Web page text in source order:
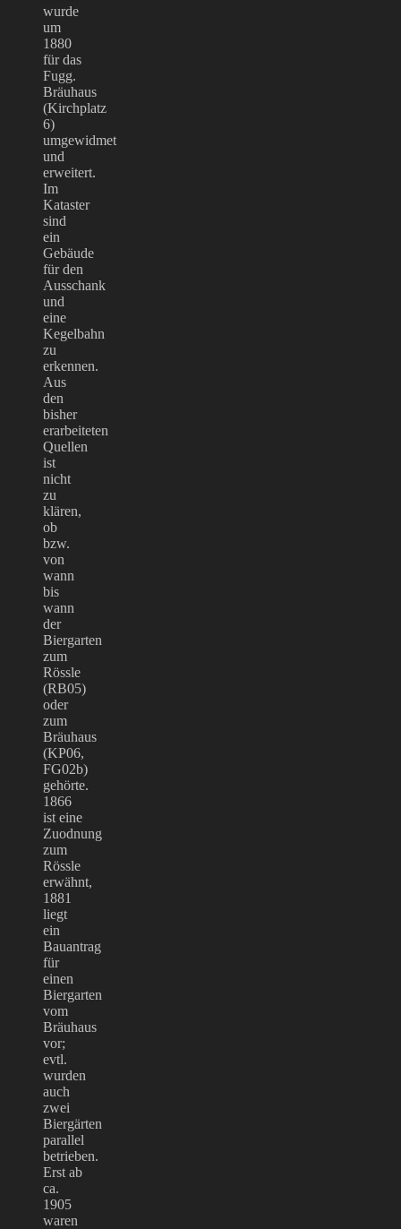
wurde
um
1880
für das
Fugg.
Bräuhaus
(Kirchplatz
6)
umgewidmet
und
erweitert.
Im
Kataster
sind
ein
Gebäude
für den
Ausschank
und
eine
Kegelbahn
zu
erkennen.
Aus
den
bisher
erarbeiteten
Quellen
ist
nicht
zu
klären,
ob
bzw.
von
wann
bis
wann
der
Biergarten
zum
Rössle
(RB05)
oder
zum
Bräuhaus
(KP06,
FG02b)
gehörte.
1866
ist eine
Zuodnung
zum
Rössle
erwähnt,
1881
liegt
ein
Bauantrag
für
einen
Biergarten
vom
Bräuhaus
vor;
evtl.
wurden
auch
zwei
Biergärten
parallel
betrieben.
Erst ab
ca.
1905
waren